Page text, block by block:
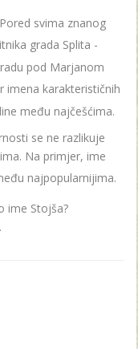
svima znanog
grada Splita -
pod Marjanom
imena karakterističnih
među najčešćima.
se ne razlikuje
Na primjer, ime
najpopularnijima.
ime Stojša?